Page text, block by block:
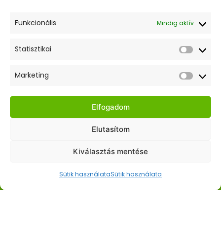
Funkcionális Mindig aktív
Statisztikai
Marketing
Elfogadom
Elutasítom
Kiválasztás mentése
Sütik használataSütik használata
Elfogadom az adatkezelési tájékoztatót.
Hasznos Linkek